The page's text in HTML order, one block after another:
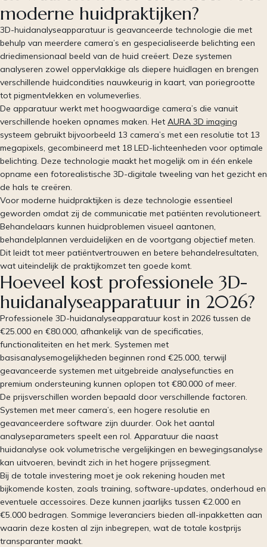
moderne huidpraktijken?
3D-huidanalyseapparatuur is geavanceerde technologie die met
behulp van meerdere camera’s en gespecialiseerde belichting een
driedimensionaal beeld van de huid creëert. Deze systemen
analyseren zowel oppervlakkige als diepere huidlagen en brengen
verschillende huidcondities nauwkeurig in kaart, van poriegrootte
tot pigmentvlekken en volumeverlies.
De apparatuur werkt met hoogwaardige camera’s die vanuit
verschillende hoeken opnames maken. Het AURA 3D imaging
systeem gebruikt bijvoorbeeld 13 camera’s met een resolutie tot 13
megapixels, gecombineerd met 18 LED-lichteenheden voor optimale
belichting. Deze technologie maakt het mogelijk om in één enkele
opname een fotorealistische 3D-digitale tweeling van het gezicht en
de hals te creëren.
Voor moderne huidpraktijken is deze technologie essentieel
geworden omdat zij de communicatie met patiënten revolutioneert.
Behandelaars kunnen huidproblemen visueel aantonen,
behandelplannen verduidelijken en de voortgang objectief meten.
Dit leidt tot meer patiëntvertrouwen en betere behandelresultaten,
wat uiteindelijk de praktijkomzet ten goede komt.
Hoeveel kost professionele 3D-
huidanalyseapparatuur in 2026?
Professionele 3D-huidanalyseapparatuur kost in 2026 tussen de
€25.000 en €80.000, afhankelijk van de specificaties,
functionaliteiten en het merk. Systemen met
basisanalysemogelijkheden beginnen rond €25.000, terwijl
geavanceerde systemen met uitgebreide analysefuncties en
premium ondersteuning kunnen oplopen tot €80.000 of meer.
De prijsverschillen worden bepaald door verschillende factoren.
Systemen met meer camera’s, een hogere resolutie en
geavanceerdere software zijn duurder. Ook het aantal
analyseparameters speelt een rol. Apparatuur die naast
huidanalyse ook volumetrische vergelijkingen en bewegingsanalyse
kan uitvoeren, bevindt zich in het hogere prijssegment.
Bij de totale investering moet je ook rekening houden met
bijkomende kosten, zoals training, software-updates, onderhoud en
eventuele accessoires. Deze kunnen jaarlijks tussen €2.000 en
€5.000 bedragen. Sommige leveranciers bieden all-inpakketten aan
waarin deze kosten al zijn inbegrepen, wat de totale kostprijs
transparanter maakt.